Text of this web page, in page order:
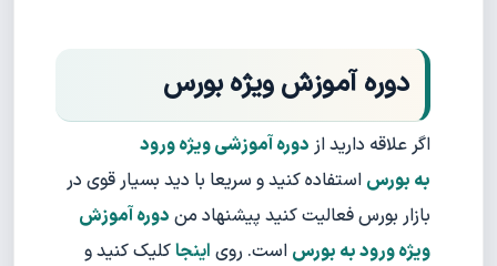
دوره آموزش ویژه بورس
اگر علاقه دارید از دوره آموزشی ویژه ورود
به بورس استفاده کنید و سریعا با دید بسیار قوی در
بازار بورس فعالیت کنید پیشنهاد من دوره آموزش
ویژه ورود به بورس است. روی اینجاکلیک کنید و